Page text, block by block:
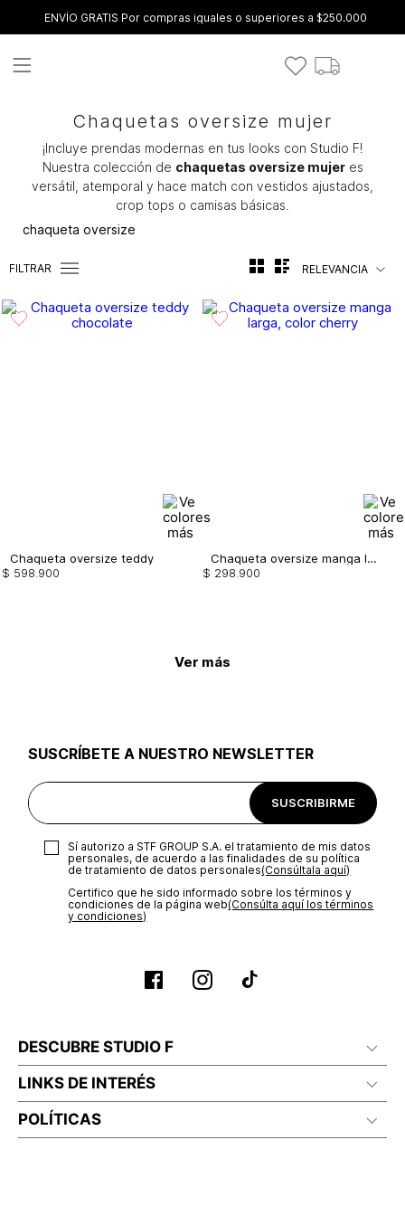
ENVÍO GRATIS Por compras iguales o superiores a $250.000
Chaquetas oversize mujer
¡Incluye prendas modernas en tus looks con Studio F!
Nuestra colección de chaquetas oversize mujeres
versátil, atemporal y hace match con vestidos ajustados,
crop tops o camisas básicas.
chaqueta oversize
FILTRAR RELEVANCIA
Chaqueta oversize teddy
$ 598 900
Chaqueta oversize manga larga, color
$ 298 900
Ver más
SUSCRÍBETE A NUESTRO NEWSLETTER
SUSCRIBIRME
Sí autorizo a STF GROUP S.A. el tratamiento de mis datos
personales, de acuerdo a las finalidades de su política
de tratamiento de datos personales‎(Consúltala aquí)
Certifico que he sido informado sobre los términos y
condiciones de la página web‎(Consúlta aquí los términos
y condiciones)
DESCUBRE STUDIO F
LINKS DE INTERÉS
POLÍTICAS